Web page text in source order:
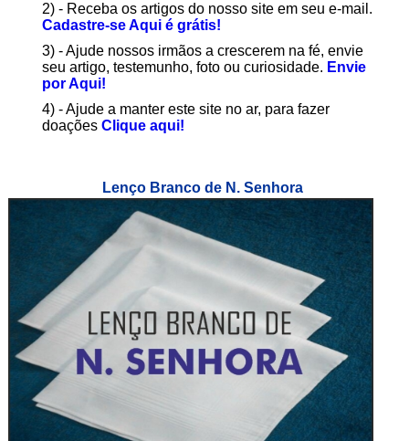
2) - Receba os artigos do nosso site em seu e-mail.
Cadastre-se Aqui é grátis!
3) - Ajude nossos irmãos a crescerem na fé, envie
seu artigo, testemunho, foto ou curiosidade. Envie
por Aqui!
4) - Ajude a manter este site no ar, para fazer
doações Clique aqui!
Lenço Branco de N. Senhora